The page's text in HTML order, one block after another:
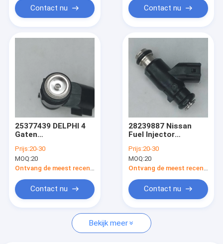
Over ons
Contacteer ons
Boschbrandstofinjector
De Brandstofinjector van Magnetimarelli
DELPHI Fuel Injector
DENSO-Brandstofinjector
Contact nu Contact nu
25377439 DELPHI 4
Gaten
HiSun EFI ATV UTV
700 MSU700 HS700
Hisun Massimo
Prijs:20-30
MOQ:20
Ontvang de meest recente Prijs
Contact nu
28239887 Nissan
Fuel Injector
Voorvechter Palaqi
Prijs:20-30
MOQ:20
Ontvang de meest recente Prijs
Contact nu
Bekijk meer